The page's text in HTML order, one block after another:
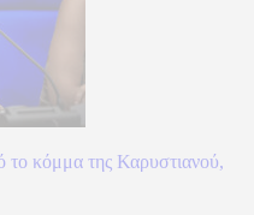
κόμμα της Καρυστιανού,